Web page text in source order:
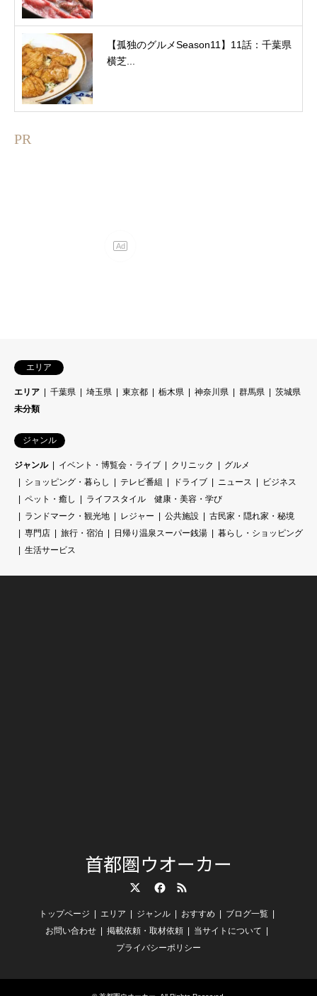
【孤独のグルメSeason11】11話：千葉県
横芝...
PR
エリア
エリア 千葉県 埼玉県 東京都 栃木県 神奈川県 群馬県
茨城県
未分類
ジャンル
ジャンル イベント・博覧会・ライブ クリニック
グルメ
ショッピング・暮らし
テレビ番組 ドライブ ニュース
ビジネス
ペット・癒し
ライフスタイル 健康・美容・学び
ランドマーク・観光地
レジャー 公共施設
古民家・隠れ家・秘境
専門店
旅行・宿泊 日帰り温泉スーパー銭湯
暮らし・ショッピング
生活サービス
首都圏ウオーカー
トップページ エリア ジャンル おすすめ
ブログ一覧
お問い合わせ
掲載依頼・取材依頼
当サイトについて
プライバシーポリシー